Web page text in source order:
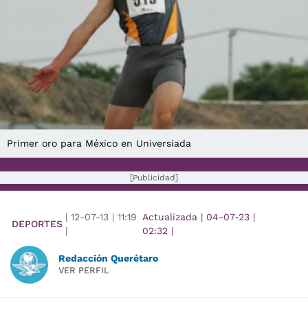
Primer oro para México en Universiada
[Publicidad]
DEPORTES
| 12-07-13 | 11:19
|
Actualizada | 04-07-23 |
02:32 |
Redacción Querétaro
VER PERFIL